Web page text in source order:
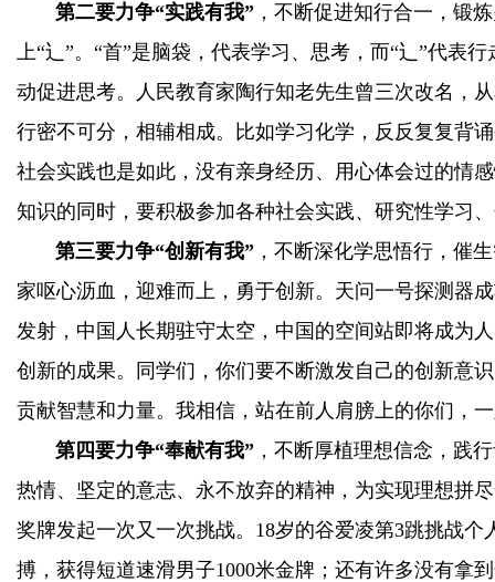
第二要力争“实践有我” ，不断促进知行合一，锻
上“辶”。“首”是脑袋，代表学习、思考，而“辶”代表
动促进思考。人民教育家陶行知老先生曾三次改名，
行密不可分，相辅相成。比如学习化学，反反复复背
社会实践也是如此，没有亲身经历、用心体会过的情
知识的同时，要积极参加各种社会实践、研究性学习
第三要力争“创新有我” ，不断深化学思悟行，催
家呕心沥血，迎难而上，勇于创新。天问一号探测器
发射，中国人长期驻守太空，中国的空间站即将成为
创新的成果。同学们，你们要不断激发自己的创新意
贡献智慧和力量。我相信，站在前人肩膀上的你们，
第四要力争“奉献有我” ，不断厚植理想信念，践
热情、坚定的意志、永不放弃的精神，为实现理想拼
奖牌发起一次又一次挑战。 18岁的谷爱凌第3跳挑战个
搏，获得短道速滑男子1000米金牌；还有许多没有拿